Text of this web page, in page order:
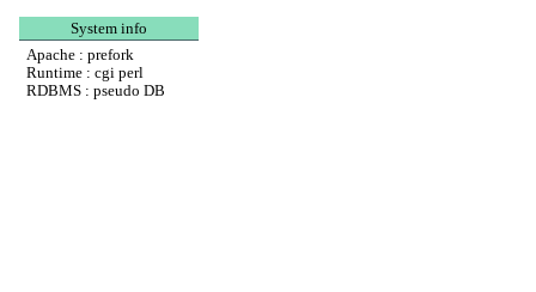
System info
Apache : prefork
Runtime : cgi perl
RDBMS : pseudo DB